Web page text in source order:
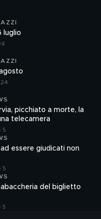
luglio
picchiato a morte, la
telecamera
5
essere giudicati non
5
del biglietto
5